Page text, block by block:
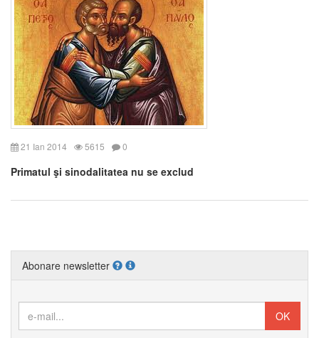
21 Ian 2014 5615 0
Primatul şi sinodalitatea nu se exclud
Abonare newsletter